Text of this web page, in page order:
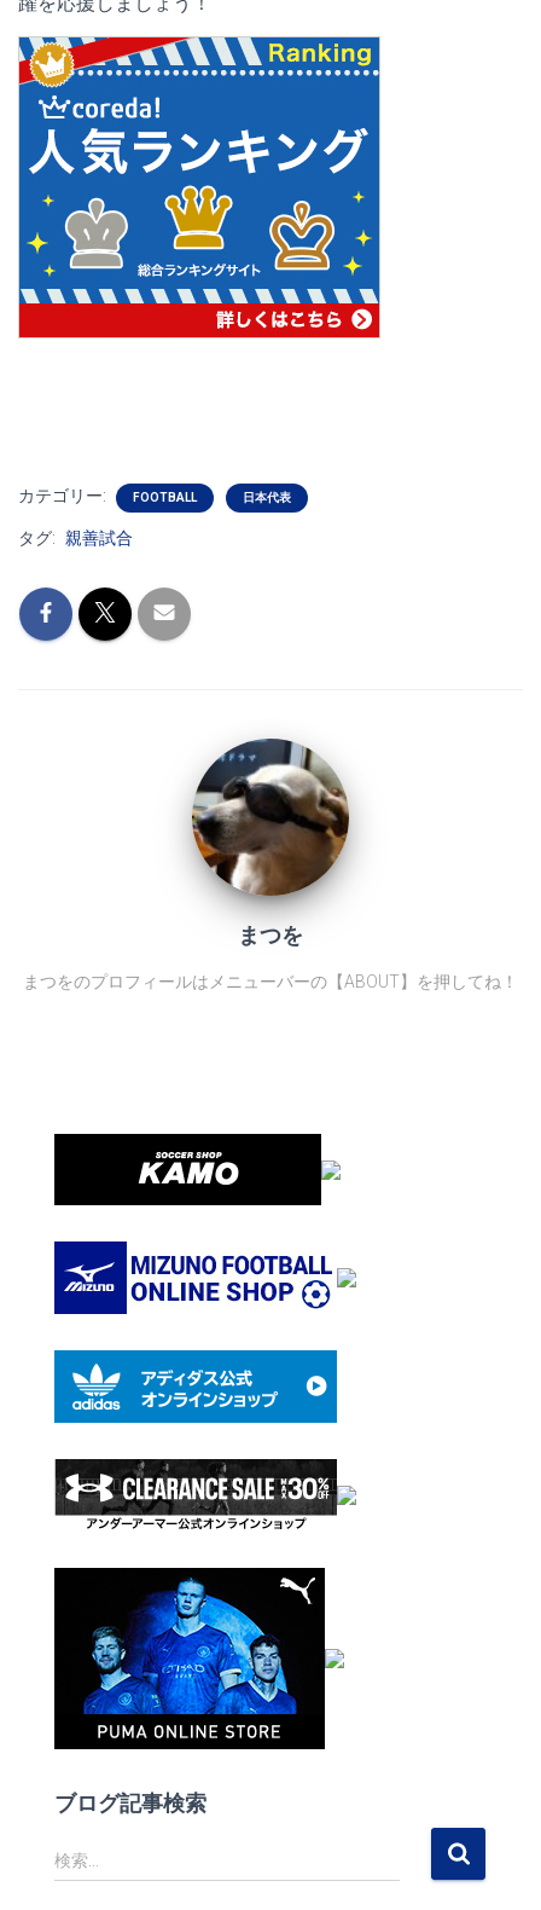
カテゴリー: FOOTBALL 日本代表
タグ: 親善試合
まつを
まつをのプロフィールはメニューバーの【ABOUT】を押してね！
ブログ記事検索
検
索
検索…